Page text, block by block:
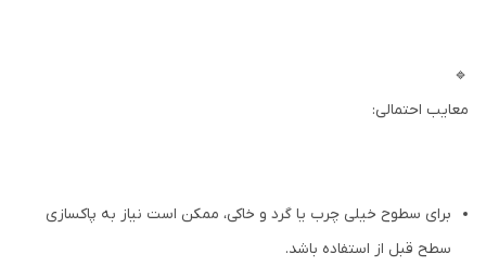
🔹
معایب احتمالی:
برای سطوح خیلی چرب یا گرد و خاکی، ممکن است نیاز به پاکسازی
سطح قبل از استفاده باشد.